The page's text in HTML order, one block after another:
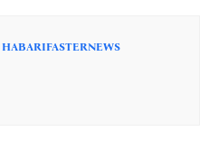
HABARIFASTERNEWS